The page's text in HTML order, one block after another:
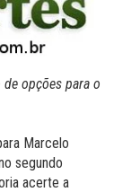
opções para o
Marcelo
segundo
acerte a